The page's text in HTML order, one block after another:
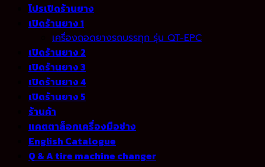
โปรเปิดร้านยาง
เปิดร้านยาง 1
เครื่องถอดยางรถบรรทุก รุ่น QT-EPC
เปิดร้านยาง 2
เปิดร้านยาง 3
เปิดร้านยาง 4
เปิดร้านยาง 5
ร้านค้า
แคตตาล็อกเครื่องมือช่าง
English Catalogue
Q & A tire machine changer